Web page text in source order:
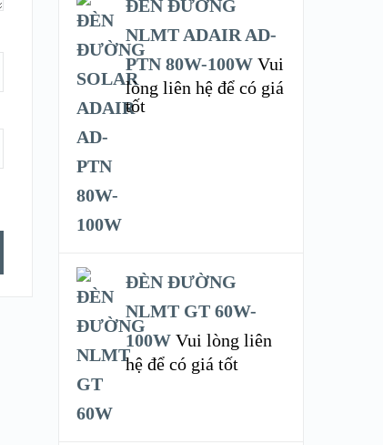
ĐÈN ĐƯỜNG
NLMT ADAIR AD-
PTN 80W-100W Vui
lòng liên hệ để có giá
tốt
ĐÈN ĐƯỜNG
NLMT GT 60W-
100W Vui lòng liên
hệ để có giá tốt